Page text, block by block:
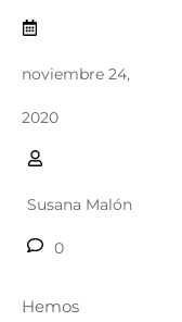
noviembre 24,
2020
Susana Malón
0
Hemos